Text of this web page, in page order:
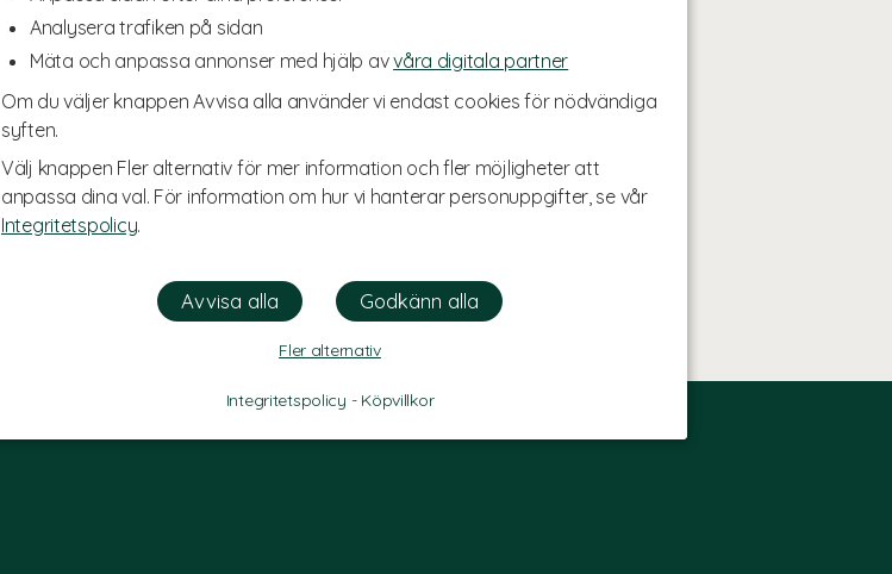
Analysera trafiken på sidan
Mäta och anpassa annonser med hjälp avvåra digitala partner
Om du väljer knappen Avvisa alla använder vi endast cookies för nödvändiga
syften.
Välj knappen Fler alternativ för mer information och fler möjligheter att
anpassa dina val. För information om hur vi hanterar personuppgifter, se vår
Integritetspolicy.
Fler alternativ
Integritetspolicy - Köpvillkor